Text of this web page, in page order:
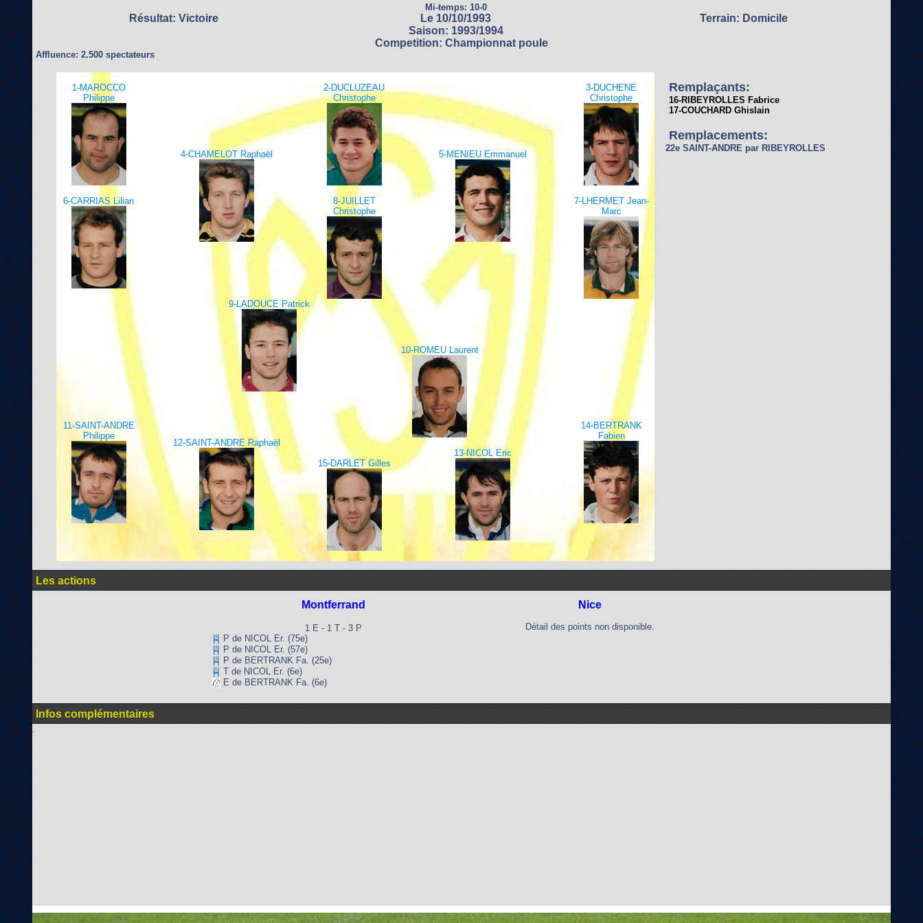
Mi-temps: 10-0
Résultat: Victoire Le 10/10/1993
Terrain: Domicile
Saison: 1993/1994
Competition: Championnat poule
Affluence: 2.500 spectateurs
1-MAROCCO
Philippe
2-DUCLUZEAU
Christophe
3-DUCHENE
Christophe
4-CHAMELOT Raphaël 5-MENIEU Emmanuel
6-CARRIAS Lilian
8-JUILLET
Christophe
7-LHERMET Jean-
Marc
9-LADOUCE Patrick
10-ROMEU Laurent
11-SAINT-ANDRE
Philippe
14-BERTRANK
Fabien
12-SAINT-ANDRE Raphaël
13-NICOL Eric
15-DARLET Gilles
Remplaçants:
16-RIBEYROLLES Fabrice
17-COUCHARD Ghislain
Remplacements:
22e SAINT-ANDRE par RIBEYROLLES
Les actions
Montferrand
1 E - 1 T - 3 P
P de NICOL Er. (75e)
P de NICOL Er. (57e)
P de BERTRANK Fa. (25e)
T de NICOL Er. (6e)
E de BERTRANK Fa. (6e)
Nice
Détail des points non disponible.
Infos complémentaires
.